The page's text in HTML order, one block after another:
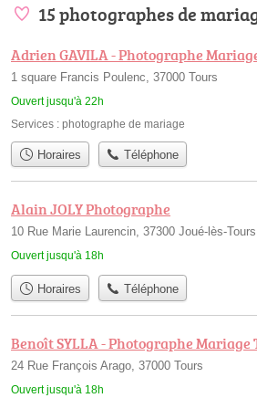
15 photographes de
Adrien GAVILA - Photographe
1 square Francis Poulenc, 37000 Tours
Ouvert jusqu'à 22h
Services : photographe de mariage
Horaires Téléphone
Alain JOLY Photographe
10 Rue Marie Laurencin, 37300 Joué-lès-Tours
Ouvert jusqu'à 18h
Horaires Téléphone
Benoît SYLLA - Photographe Mariage
24 Rue François Arago, 37000 Tours
Ouvert jusqu'à 18h